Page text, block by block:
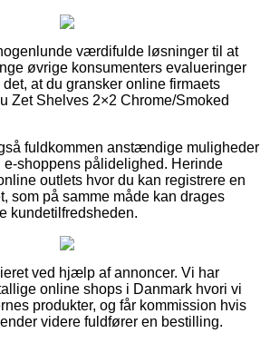
værdifulde løsninger til at
øvrige konsumenters evalueringer
at du gransker online firmaets
Zet Shelves 2×2 Chrome/Smoked
fuldkommen anstændige muligheder
e-shoppens pålidelighed. Herinde
outlets hvor du kan registrere en
som på samme måde kan drages
kundetilfredsheden.
ved hjælp af annoncer. Vi har
online shops i Danmark hvori vi
produkter, og får kommission hvis
videre fuldfører en bestilling.